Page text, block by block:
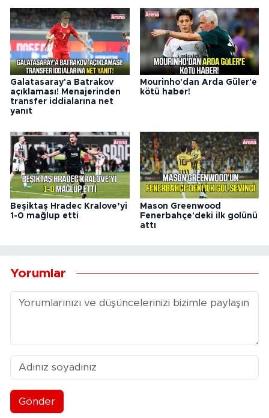
Galatasaray'a Batrakov
açıklaması! Menajerinden
transfer iddialarına net
yanıt
Mourinho'dan Arda Güler'e
kötü haber!
Beşiktaş Hradec Kralove’yi
1-0 mağlup etti
Mason Greenwood
Fenerbahçe'deki ilk golünü
attı
Yorumlar
Gönder